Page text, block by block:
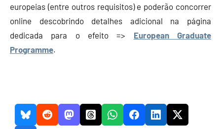
europeias (entre outros requisitos) e poderão concorrer
online descobrindo detalhes adicional na página
dedicada para o efeito => European Graduate
Programme.